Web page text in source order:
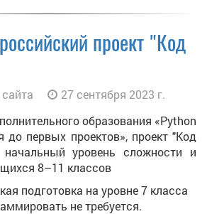
проект "Код
27 сентября 2023 г.
образования «Python
до первых проектов», проект "Код
начальный уровень сложности и
8–11 классов
подготовка на уровне 7 класса
не требуется.